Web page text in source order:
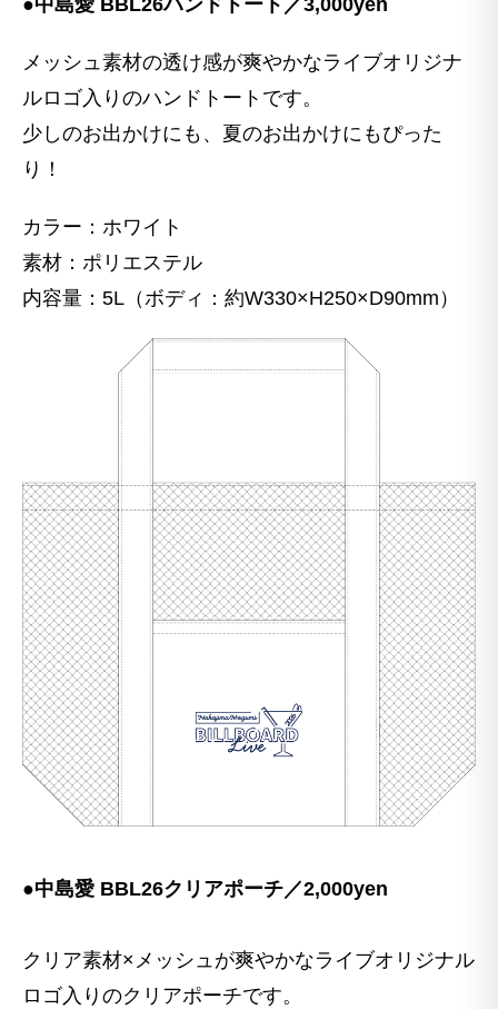
メッシュ素材の透け感が爽やかなライブオリジナ
ルロゴ入りのハンドトートです。
少しのお出かけにも、夏のお出かけにもぴった
り！
カラー：ホワイト
素材：ポリエステル
内容量：5L（ボディ：約W330×H250×D90mm）
●中島愛 BBL26クリアポーチ／2,000yen
クリア素材×メッシュが爽やかなライブオリジナル
ロゴ入りのクリアポーチです。